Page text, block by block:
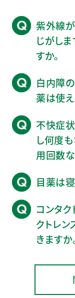
紫外線
じがし
すか。
白内障
薬は使え
不快症
し何度
用回数
目薬は
コンタ
クトレン
きますか